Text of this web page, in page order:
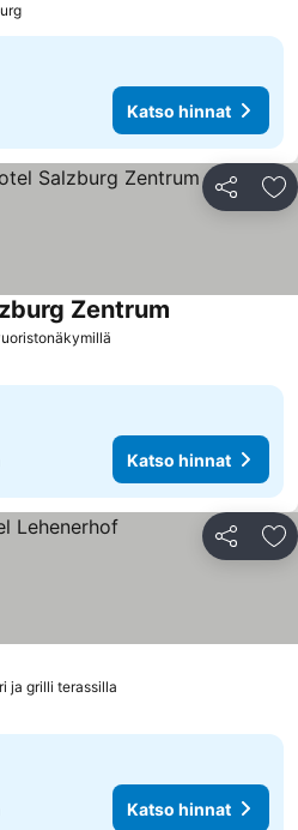
Katso hinnat
Jaa
Zentrum
Katso hinnat
Jaa
ja grilli terassilla
Katso hinnat